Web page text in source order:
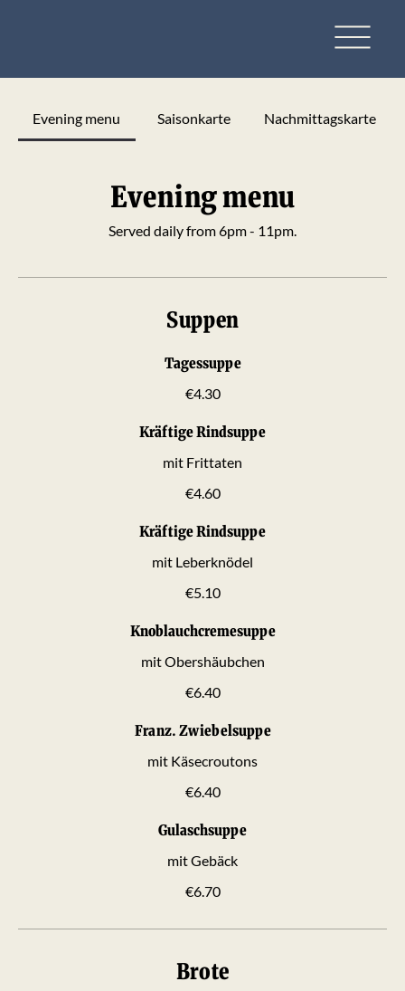
Evening menu Saisonkarte Nachmittagskarte
Evening menu
Served daily from 6pm - 11pm.
Suppen
Tagessuppe
€4.30
Kräftige Rindsuppe
mit Frittaten
€4.60
Kräftige Rindsuppe
mit Leberknödel
€5.10
Knoblauchcremesuppe
mit Obershäubchen
€6.40
Franz. Zwiebelsuppe
mit Käsecroutons
€6.40
Gulaschsuppe
mit Gebäck
€6.70
Brote